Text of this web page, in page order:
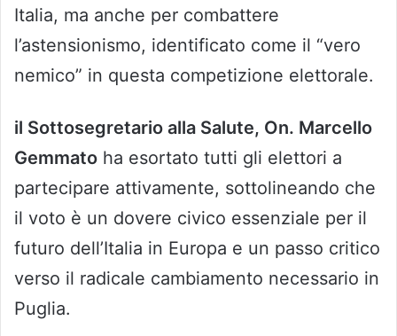
Italia, ma anche per combattere
l’astensionismo, identificato come il “vero
nemico” in questa competizione elettorale.
il Sottosegretario alla Salute, On. Marcello
Gemmato ha esortato tutti gli elettori a
partecipare attivamente, sottolineando che
il voto è un dovere civico essenziale per il
futuro dell’Italia in Europa e un passo critico
verso il radicale cambiamento necessario in
Puglia.